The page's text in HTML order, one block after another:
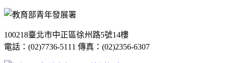
100218臺北市中正區徐州路5號14樓
電話：(02)7736-5111 傳真：(02)2356-6307